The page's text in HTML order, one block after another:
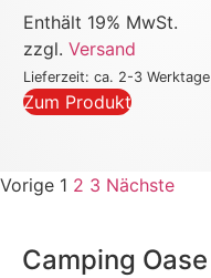
Enthält 19% MwSt.
zzgl.Versand
Lieferzeit: ca. 2-3 Werktage
Zum Produkt
Vorige 1 2 3 Nächste
Camping Oase